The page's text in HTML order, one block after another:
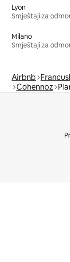
Lyon
Smještaji za
Milano
Smještaji za
Airbnb
Cohennoz